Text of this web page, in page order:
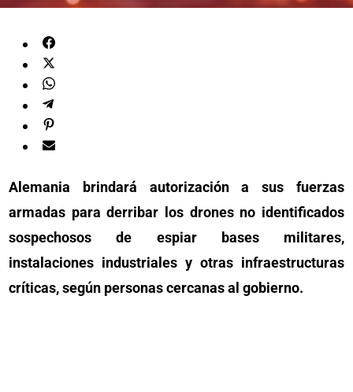
Alemania brindará autorización a sus fuerzas
armadas para derribar los drones no identificados
sospechosos de espiar bases militares,
instalaciones industriales y otras infraestructuras
críticas, según personas cercanas al gobierno.